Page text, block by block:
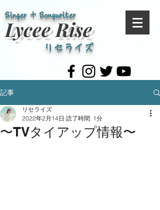
Lycee Rise
リセライズ
Singer + Songwriter​
記事
〜TVタイアップ情報〜
リセライズ
2022年2月14日 読了時間: 1分